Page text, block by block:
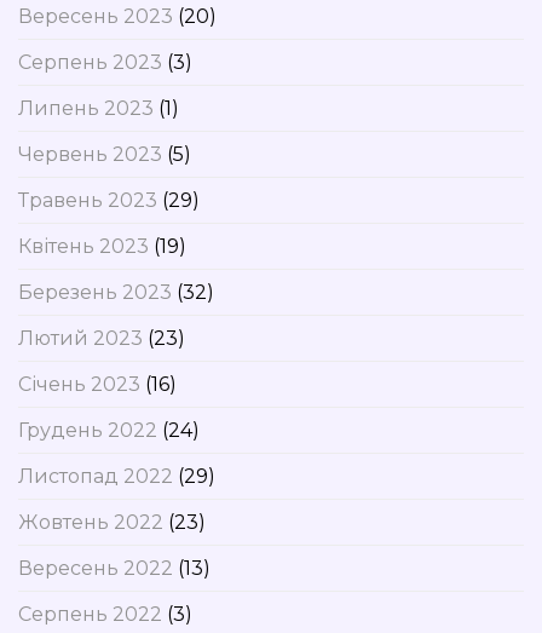
Вересень 2023 (20)
Серпень 2023 (3)
Липень 2023 (1)
Червень 2023 (5)
Травень 2023 (29)
Квітень 2023 (19)
Березень 2023 (32)
Лютий 2023 (23)
Січень 2023 (16)
Грудень 2022 (24)
Листопад 2022 (29)
Жовтень 2022 (23)
Вересень 2022 (13)
Серпень 2022 (3)